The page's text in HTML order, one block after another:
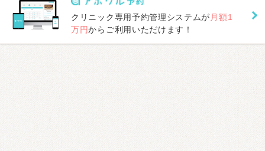
クリニック専用予約管理システムが 月額1
万円からご利用いただけます！